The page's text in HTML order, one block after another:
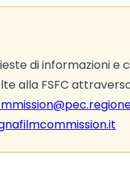
di informazioni e
alla FSFC